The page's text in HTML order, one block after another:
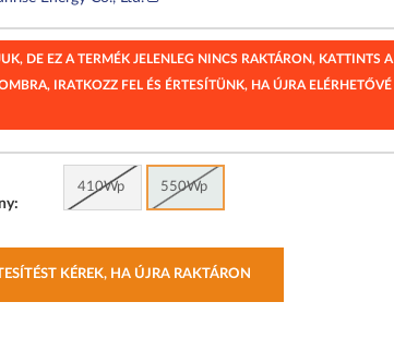
DE EZ A TERMÉK JELENLEG NINCS RAKTÁRON, KATTINTS A
IRATKOZZ FEL ÉS ÉRTESÍTÜNK, HA ÚJRA ELÉRHETŐVÉ
410Wp 550Wp
KÉREK, HA ÚJRA RAKTÁRON